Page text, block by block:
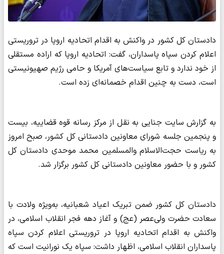
دادستان کل کشور در واکنش به اقدام اتحادیه اروپا در تروریستی
اعلام کردن سپاه پاسداران، گفت: اتحادیه اروپا که اراده مستقلی
از خود ندارد و تابع سیاست‌های آمریکا و حامی رژیم صهیونیستی
است، دست به چنین اقدام خصمانه‌ای زده است.
به گزارش سایت جنایی به نقل از مرکز رسانه قوه قضاییه، بیست
و پنجمین جلسه شورای معاونین دادستانی کل کشور، صبح امروز
به ریاست حجت‌الاسلام والمسلمین محمد موحدی دادستان کل
کشور و با حضور معاونین دادستانی کل کشور برگزار شد.
دادستان کل کشور ضمن تبریک اعیاد شعبانیه، به‌ویژه ولادت با
سعادت حضرت ولی‌عصر (عج) و آغاز دهه فجر انقلاب اسلامی، در
واکنش به اقدام اتحادیه اروپا در تروریستی اعلام کردن سپاه
پاسداران انقلاب اسلامی، اظهار داشت: سپاه یک نورانیت است که